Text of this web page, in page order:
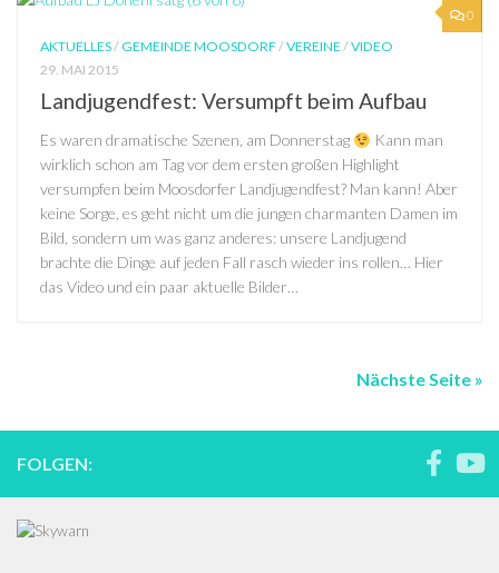
0
AKTUELLES/GEMEINDE MOOSDORF/VEREINE/VIDEO
29. MAI 2015
Landjugendfest: Versumpft beim Aufbau
Es waren dramatische Szenen, am Donnerstag
Kann man
wirklich schon am Tag vor dem ersten großen Highlight
versumpfen beim Moosdorfer Landjugendfest? Man kann! Aber
keine Sorge, es geht nicht um die jungen charmanten Damen im
Bild, sondern um was ganz anderes: unsere Landjugend
brachte die Dinge auf jeden Fall rasch wieder ins rollen… Hier
das Video und ein paar aktuelle Bilder…
Nächste Seite »
FOLGEN: